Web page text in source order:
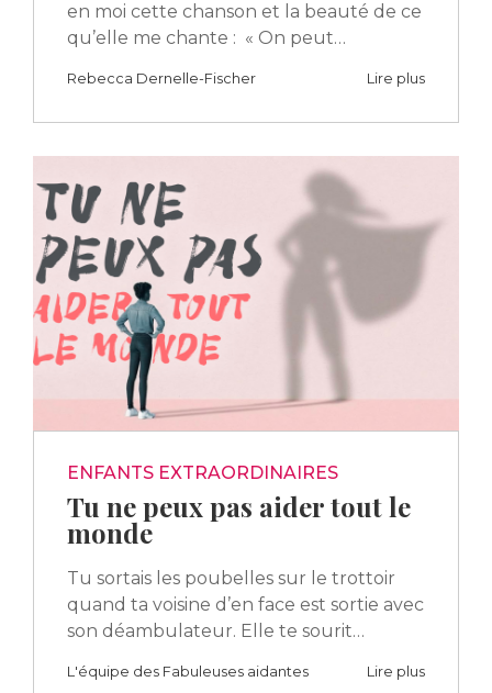
en moi cette chanson et la beauté de ce
qu’elle me chante : « On peut…
Rebecca Dernelle-Fischer Lire plus
ENFANTS EXTRAORDINAIRES
Tu ne peux pas aider tout le
monde
Tu sortais les poubelles sur le trottoir
quand ta voisine d’en face est sortie avec
son déambulateur. Elle te sourit…
L'équipe des Fabuleuses aidantes Lire plus